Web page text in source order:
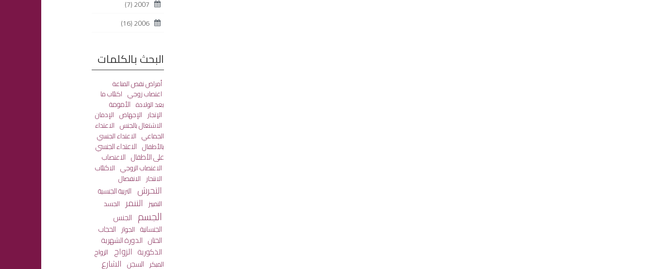
2007
(7)
2006
(16)
البحث بالكلمات
أمراض نقص المناعة
اغتصاب زوجي اكتئاب ما
بعد الولادة الأمومة
الإتجار الإجهاض الإدمان
الاشتغال بالجنس الاعتداء
الجماعي الاعتداء الجنسي
بالأطفال الاعتداء الجنسي
على الأطفال الاغتصاب
الاغتصاب الزوجي الاكتئاب
الانتحار الانفصال
التحرش التربية الجنسية
التمييز التنمر الجسد
الجسم الجنس
الجنسانية الجواز الحجاب
الختان الدورة الشهرية
الذكورية الزواج الزواج
المبكر السجن الشارع